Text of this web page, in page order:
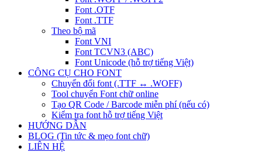
Font .OTF
Font .TTF
Theo bộ mã
Font VNI
Font TCVN3 (ABC)
Font Unicode (hỗ trợ tiếng Việt)
CÔNG CỤ CHO FONT
Chuyển đổi font (.TTF ↔ .WOFF)
Tool chuyển Font chữ online
Tạo QR Code / Barcode miễn phí (nếu có)
Kiểm tra font hỗ trợ tiếng Việt
HƯỚNG DẪN
BLOG (Tin tức & mẹo font chữ)
LIÊN HỆ